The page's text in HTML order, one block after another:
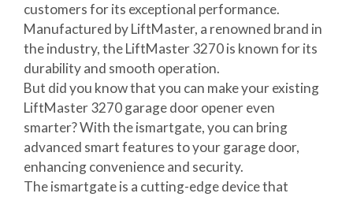
customers for its exceptional performance.
Manufactured by LiftMaster, a renowned brand in
the industry, the LiftMaster 3270 is known for its
durability and smooth operation.
But did you know that you can make your existing
LiftMaster 3270 garage door opener even
smarter? With the ismartgate, you can bring
advanced smart features to your garage door,
enhancing convenience and security.
The ismartgate is a cutting-edge device that